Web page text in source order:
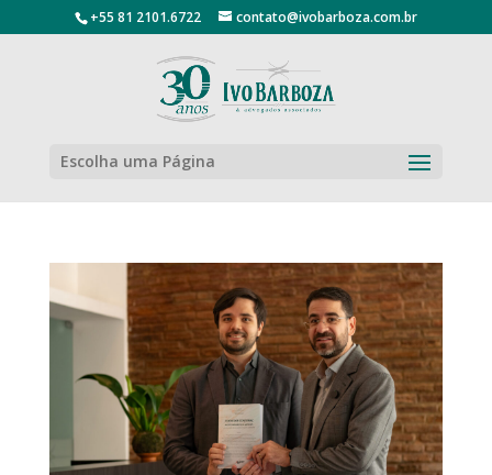
+55 81 2101.6722 contato@ivobarboza.com.br
Escolha uma Página